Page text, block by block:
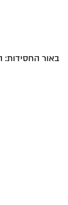
באור החסידות: